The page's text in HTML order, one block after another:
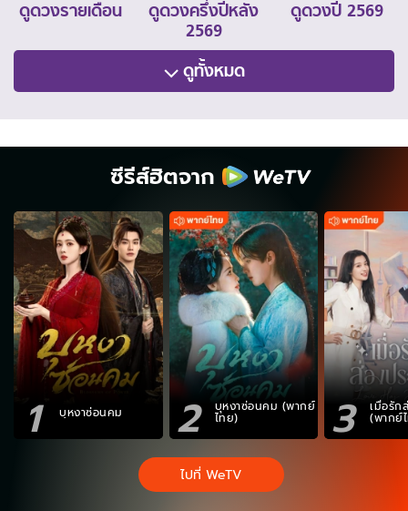
ดูดวงรายเดือน
ดูดวงครึ่งปีหลัง
2569
ดูดวงปี 2569
ดูทั้งหมด
ซีรีส์ฮิตจาก
1 บุหงาซ่อนคม 2 บุหงาซ่อนคม (พากย์
ไทย) 3 เมื่อรัก
(พากย์
ไปที่ WeTV